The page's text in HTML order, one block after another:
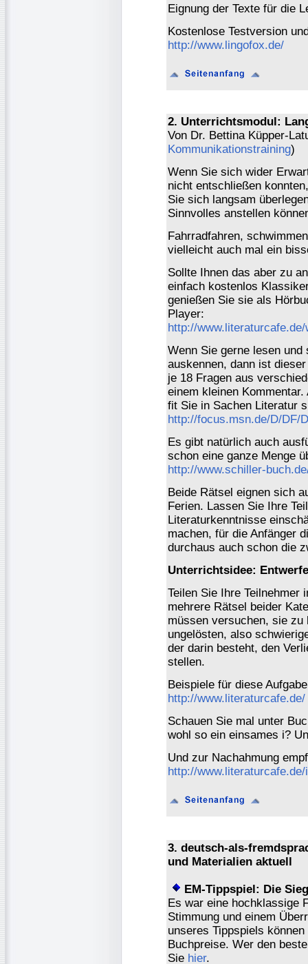
Eignung der Texte für die
Kostenlose Testversion
http://www.lingofox.de/
2. Unterrichtsmodul:
Von Dr. Bettina Küpper-
Kommunikationstraining)
Wenn Sie sich wider
nicht entschließen
Sie sich langsam
Sinnvolles anstellen
Fahrradfahren,
vielleicht auch mal ein
Sollte Ihnen das aber zu
einfach kostenlos
genießen Sie sie als
Player:
http://
Wenn Sie gerne lesen
auskennen, dann ist
je 18 Fragen aus
einem kleinen
fit Sie in Sachen Literatur
http://focus.msn.de/D/DF/
Es gibt natürlich auch
schon eine ganze Menge
http://www.schiller-
Beide Rätsel eignen sich
Ferien. Lassen Sie Ihre
Literaturkenntnisse
machen, für die Anfänger
durchaus auch schon die
Unterrichtsidee:
Teilen Sie Ihre Teilnehmer
mehrere Rätsel beider
müssen versuchen, sie zu
ungelösten, also
der darin besteht, den
stellen.
Beispiele für diese
http://www.literaturcafe.de/
Schauen Sie mal unter
wohl so ein einsames i?
Und zur Nachahmung
http://
3. deutsch-als-
und Materialien aktuell
EM-Tippspiel: Die
Es war eine hochklassige
Stimmung und einem
unseres Tippspiels
Buchpreise. Wer den
Sie hier.